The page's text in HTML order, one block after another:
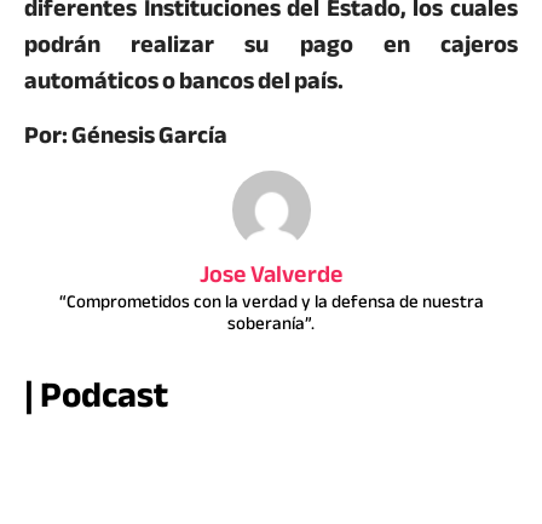
podrán realizar su pago en cajeros
automáticos o bancos del país.
Por: Génesis García
Jose Valverde
“Comprometidos con la verdad y la defensa de nuestra
soberanía”.
| Podcast